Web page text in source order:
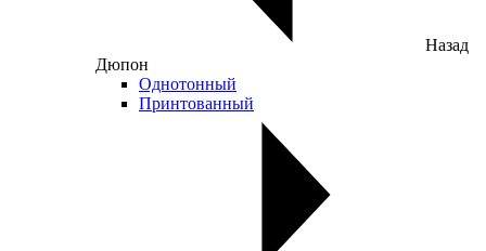
Назад
Дюпон
Однотонный
Принтованный